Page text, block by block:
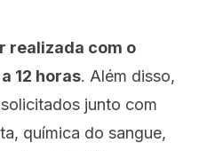
realizada com o
12 horas. Além disso,
junto com
química do sangue,